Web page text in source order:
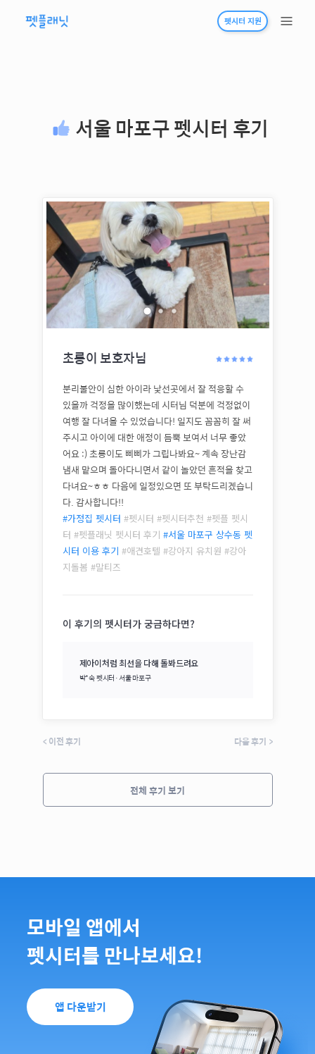
펫시터 지원
서울 마포구 펫시터 후기
초롱이 보호자님
분리불안이 심한 아이라 낯선곳에서 잘 적응할 수
있을까 걱정을 많이했는데 시터님 덕분에 걱정없이
여행 잘 다녀올 수 있었습니다! 일지도 꼼꼼히 잘 써
주시고 아이에 대한 애정이 듬뿍 보여서 너무 좋았
어요 :) 초롱이도 삐삐가 그립나봐요~ 계속 장난감
냄새 맡으며 돌아다니면서 같이 놀았던 흔적을 찾고
다녀요~ㅎㅎ 다음에 일정있으면 또 부탁드리겠습니
다. 감사합니다!!
#가정집 펫시터 #펫시터 #펫시터추천 #펫플 펫시
터 #펫플래닛 펫시터 후기 #서울 마포구 상수동 펫
시터 이용 후기 #애견호텔 #강아지 유치원 #강아
지돌봄 #말티즈
이 후기의 펫시터가 궁금하다면?
제아이처럼 최선을 다해 돌봐드려요
박*숙펫시터·서울 마포구
< 이전 후기 다음 후기 >
전체 후기 보기
모바일 앱에서
펫시터를 만나보세요!
앱 다운받기